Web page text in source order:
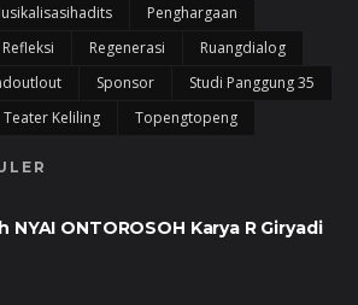
Penghargaan
Refleksi Regenerasi
Ruangdialog
Sponsor
Studi Panggung 35
Teater Keliling Topengtopeng
NYAI ONTOROSOH Karya R Giryadi